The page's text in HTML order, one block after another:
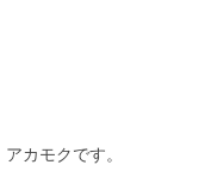
カモクです。